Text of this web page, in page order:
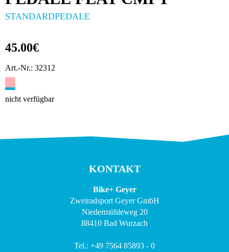
STANDARDPEDALE
45.00€
Art.-Nr.: 32312
nicht verfügbar
KONTAKT
Bike+ Geyer
Zweiradsport Geyer GmbH
Niedermühleweg 20
88410 Bad Wurzach
Tel.: +49 7564 85893 - 0